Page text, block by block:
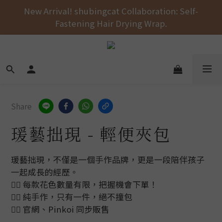
Free shipping on orders over NT$1000 across the
entire store! 🚚💨💨💨
Free shipping on orders over NT$1000 across the
entire store! 🚚💨💨💨
Share
瑗藝拙現 - 輕便夾包
瑗藝拙現，不僅是一個手作品牌，更是一段陪伴孩子
一起成長的經歷。
👉🏻 每款花色數量有限，把握機會下單！
👉🏻 純手作，只有一件，絕不撞包
👉🏻 官網、Pinkoi 同步販售